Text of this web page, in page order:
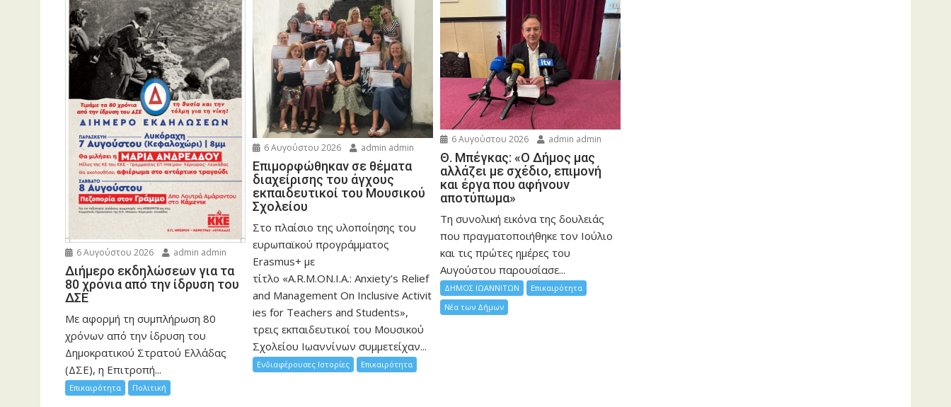
6 Αυγούστου 2026 admin admin
Διήμερο εκδηλώσεων για τα
80 χρόνια από την ίδρυση του
ΔΣΕ
Με αφορμή τη συμπλήρωση 80
χρόνων από την ίδρυση του
Δημοκρατικού Στρατού Ελλάδας
(ΔΣΕ), η Επιτροπή...
Επικαιρότητα Πολιτική
6 Αυγούστου 2026 admin admin
Eπιμορφώθηκαν σε θέματα
διαχείρισης του άγχους
εκπαιδευτικοί του Μουσικού
Σχολείου
Στο πλαίσιο της υλοποίησης του
ευρωπαϊκού προγράμματος
Erasmus+ με
τίτλο «A.R.M.ON.I.A.: Anxiety’s Relief
and Management On Inclusive Activit
ies for Teachers and Students»,
τρεις εκπαιδευτικοί του Μουσικού
Σχολείου Ιωαννίνων συμμετείχαν...
Ενδιαφέρουσες Ιστορίες Επικαιρότητα
6 Αυγούστου 2026 admin admin
Θ. Μπέγκας: «Ο Δήμος μας
αλλάζει με σχέδιο, επιμονή
και έργα που αφήνουν
αποτύπωμα»
Τη συνολική εικόνα της δουλειάς
που πραγματοποιήθηκε τον Ιούλιο
και τις πρώτες ημέρες του
Αυγούστου παρουσίασε...
ΔΗΜΟΣ ΙΩΑΝΝΙΤΩΝ
Επικαιρότητα
Νέα των Δήμων